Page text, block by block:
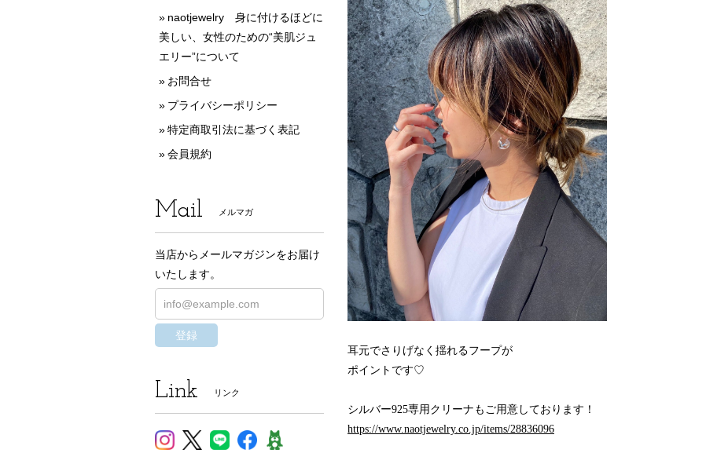
耳元でさりげなく揺れるフープが
ポイントです♡
シルバー925専用クリーナもご用意しております！
https://www.naotjewelry.co.jp/items/28836096
naotjewelry 身に付けるほどに
美しい、女性のための“美肌ジュ
エリー”について
お問合せ
プライバシーポリシー
特定商取引法に基づく表記
会員規約
Mail メルマガ
当店からメールマガジンをお届け
いたします。
登録
Link リンク